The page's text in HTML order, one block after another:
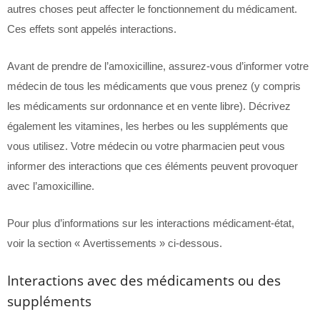
autres choses peut affecter le fonctionnement du médicament.
Ces effets sont appelés interactions.
Avant de prendre de l’amoxicilline, assurez-vous d’informer votre
médecin de tous les médicaments que vous prenez (y compris
les médicaments sur ordonnance et en vente libre). Décrivez
également les vitamines, les herbes ou les suppléments que
vous utilisez. Votre médecin ou votre pharmacien peut vous
informer des interactions que ces éléments peuvent provoquer
avec l’amoxicilline.
Pour plus d’informations sur les interactions médicament-état,
voir la section « Avertissements » ci-dessous.
Interactions avec des médicaments ou des
suppléments